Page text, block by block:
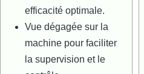
efficacité optimale.
Vue dégagée sur la
machine pour faciliter
la supervision et le